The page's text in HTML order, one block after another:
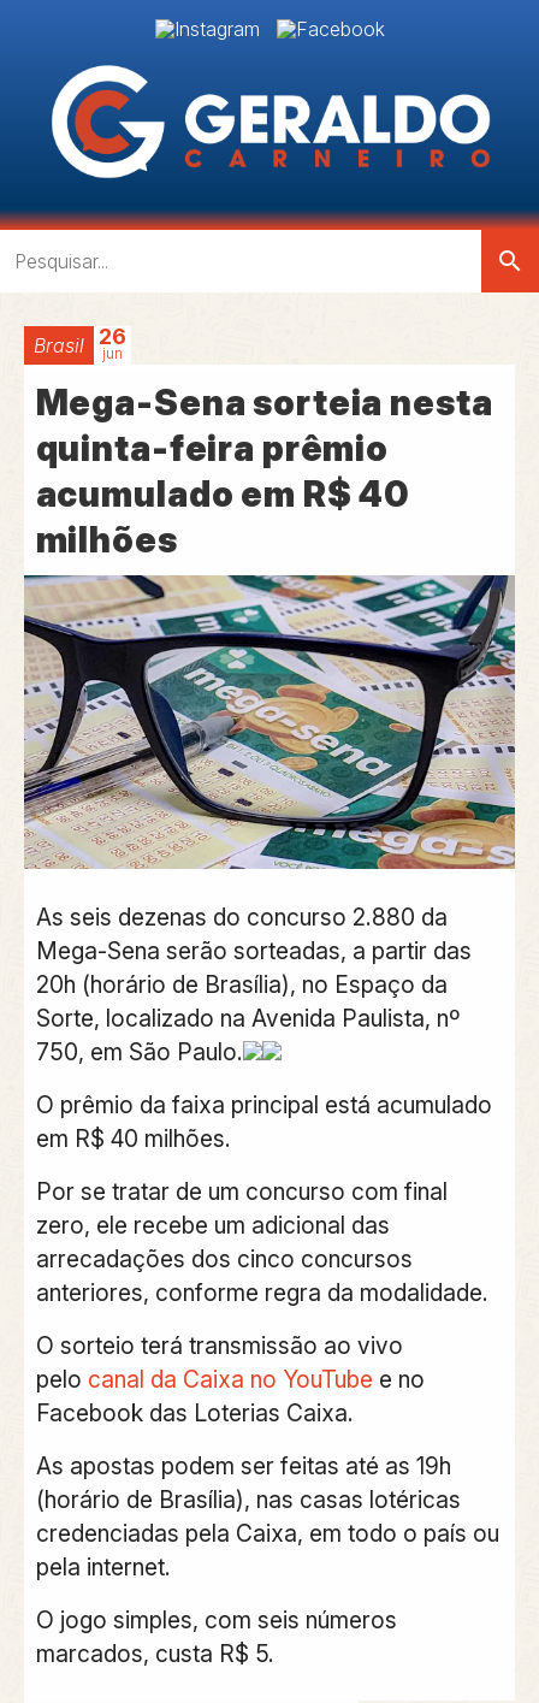
search
Brasil 26
jun
Mega-Sena sorteia nesta
quinta-feira prêmio
acumulado em R$ 40
milhões
As seis dezenas do concurso 2.880 da
Mega-Sena serão sorteadas, a partir das
20h (horário de Brasília), no Espaço da
Sorte, localizado na Avenida Paulista, nº
750, em São Paulo.
O prêmio da faixa principal está acumulado
em R$ 40 milhões.
Por se tratar de um concurso com final
zero, ele recebe um adicional das
arrecadações dos cinco concursos
anteriores, conforme regra da modalidade.
O sorteio terá transmissão ao vivo
pelo canal da Caixa no YouTube e no
Facebook das Loterias Caixa.
As apostas podem ser feitas até as 19h
(horário de Brasília), nas casas lotéricas
credenciadas pela Caixa, em todo o país ou
pela internet.
O jogo simples, com seis números
marcados, custa R$ 5.